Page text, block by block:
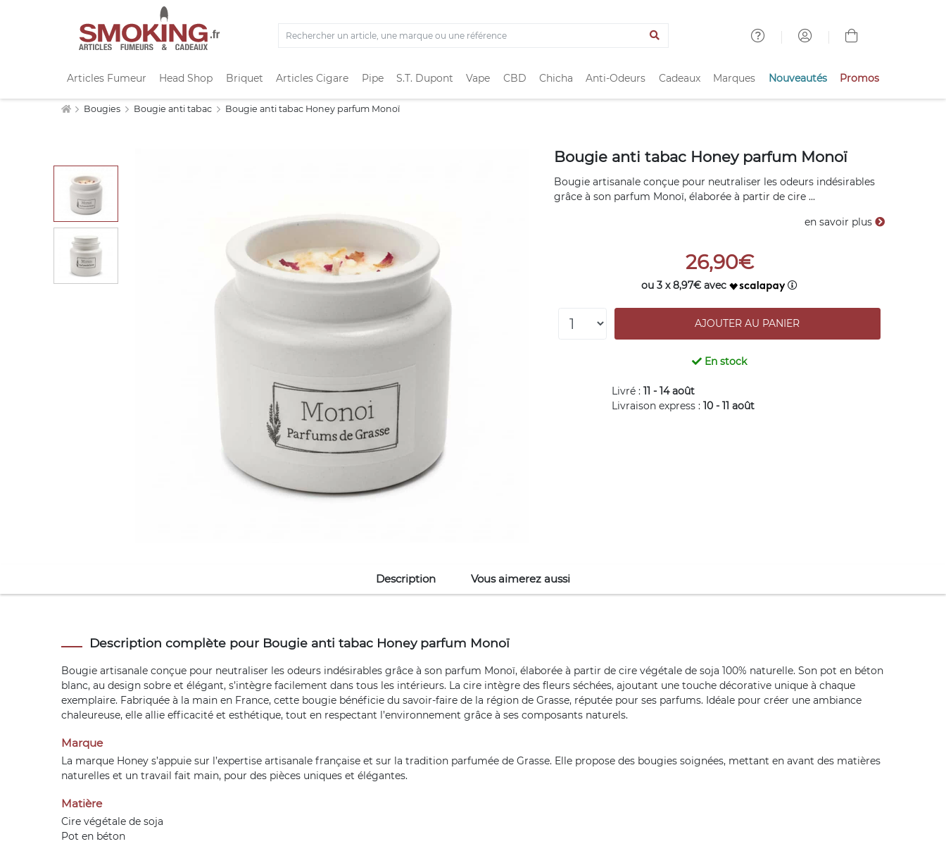
Articles Fumeur Head Shop Briquet Articles Cigare Pipe S.T. Dupont Vape CBD Chicha Anti-Odeurs Cadeaux Marques Nouveautés Promos
Bougies Bougie anti tabac Bougie anti tabac Honey parfum Monoï
Bougie anti tabac Honey parfum Monoï
Bougie artisanale conçue pour neutraliser les odeurs indésirables
grâce à son parfum Monoï, élaborée à partir de cire ...
en savoir plus
26,90€
ou 3 x 8,97€ avec
En stock
Livré :11 - 14 août
Livraison express :10 - 11 août
Description Vous aimerez aussi
Description complète pour Bougie anti tabac Honey parfum Monoï
Bougie artisanale conçue pour neutraliser les odeurs indésirables grâce à son parfum Monoï, élaborée à partir de cire végétale de soja 100% naturelle. Son pot en béton
blanc, au design sobre et élégant, s’intègre facilement dans tous les intérieurs. La cire intègre des fleurs séchées, ajoutant une touche décorative unique à chaque
exemplaire. Fabriquée à la main en France, cette bougie bénéficie du savoir-faire de la région de Grasse, réputée pour ses parfums. Idéale pour créer une ambiance
chaleureuse, elle allie efficacité et esthétique, tout en respectant l’environnement grâce à ses composants naturels.
Marque
La marque Honey s’appuie sur l’expertise artisanale française et sur la tradition parfumée de Grasse. Elle propose des bougies soignées, mettant en avant des matières
naturelles et un travail fait main, pour des pièces uniques et élégantes.
Matière
Cire végétale de soja
Pot en béton